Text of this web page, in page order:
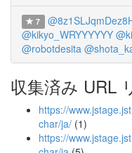
7
@kikyo_WRYYYYYY
@robotdesita
収集済み URL
https://
char/ja/ (1)
https://